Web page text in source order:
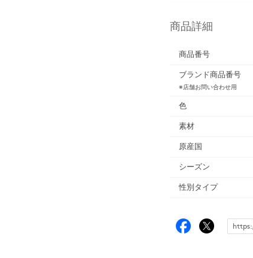
商品詳細
商品番号
ブランド商品番号
※店舗お問い合わせ用
色
素材
原産国
シーズン
性別タイプ